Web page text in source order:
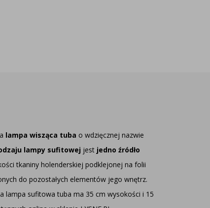
lampa wisząca tuba o wdzięcznej nazwie
lampy sufitowej jest jedno źródło
tkaniny holenderskiej podklejonej na folii
do pozostałych elementów jego wnętrz.
lampa sufitowa tuba ma 35 cm wysokości i 15